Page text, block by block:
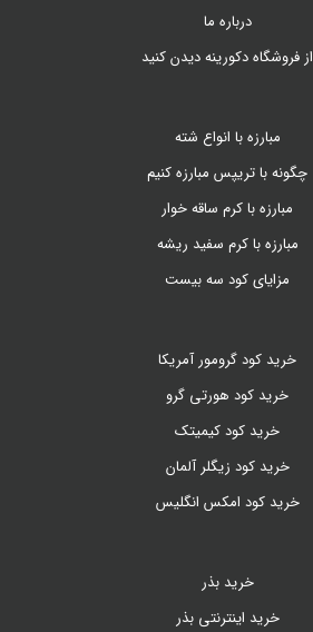
درباره ما
از فروشگاه دکورینه دیدن کنید
مبارزه با انواع شته
چگونه با تریپس مبارزه کنیم
مبارزه با کرم ساقه خوار
مبارزه با کرم سفید ریشه
مزایای کود سه بیست
خرید کود گرومور آمریکا
خرید کود هورتی گرو
خرید کود کیمیتک
خرید کود زیگلر آلمان
خرید کود امکس انگلیس
خرید بذر
خرید اینترنتی بذر